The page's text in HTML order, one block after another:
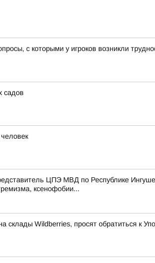
с которыми у игроков возникли
садов
ЦПЭ МВД по Республике
ксенофобии...
склады Wildberries, просят обратиться к